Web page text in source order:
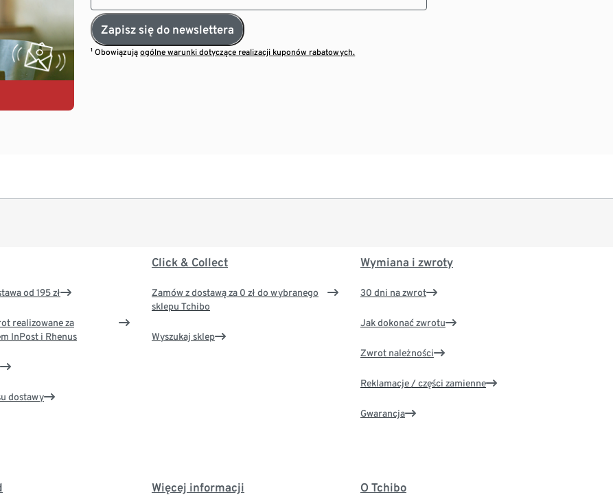
Zapisz się do newslettera
¹ Obowiązująogólne warunki dotyczące realizacji kuponów rabatowych.
od 195 zł
realizowane za
InPost i Rhenus
dostawy
Click & Collect
Zamów z dostawą za 0 zł do wybranego
sklepu Tchibo
Wyszukaj sklep
Wymiana i zwroty
30 dni na zwrot
Jak dokonać zwrotu
Zwrot należności
Reklamacje / części zamienne
Gwarancja
Więcej informacji O Tchibo